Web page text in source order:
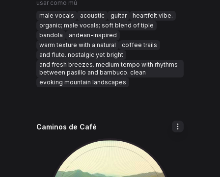
usar como mú
male vocals
acoustic guitar
heartfelt vibe.
organic; male vocals; soft blend of tiple
bandola
andean-inspired
warm texture with a natural
coffee trails
and flute. nostalgic yet bright
and fresh breezes. medium tempo with rhythms
between pasillo and bambuco. clean
evoking mountain landscapes
Caminos de Café